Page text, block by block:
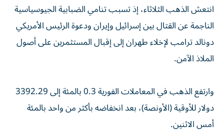
انتعش الذهب الثلاثاء، إذ تسبب تنامي الضبابية الجيوسياسية
الناجمة عن القتال بين إسرائيل وإيران ودعوة الرئيس الأمريكي
دونالد ترامب لإخلاء طهران إلى إقبال المستثمرين على أصول
الملاذ الآمن.
وارتفع الذهب في المعاملات الفورية 0.3 بالمئة إلى 3392.29
دولار للأوقية (الأونصة)، بعد انخفاضه بأكثر من واحد بالمئة
أمس الاثنين.